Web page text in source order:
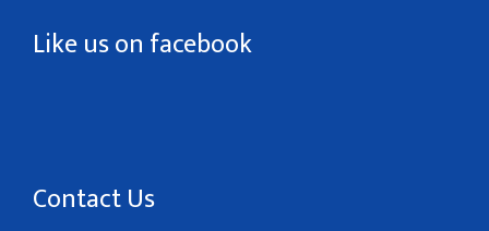
Like us on facebook
Contact Us